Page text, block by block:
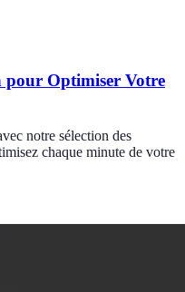
pour Optimiser Votre
notre sélection des
chaque minute de votre